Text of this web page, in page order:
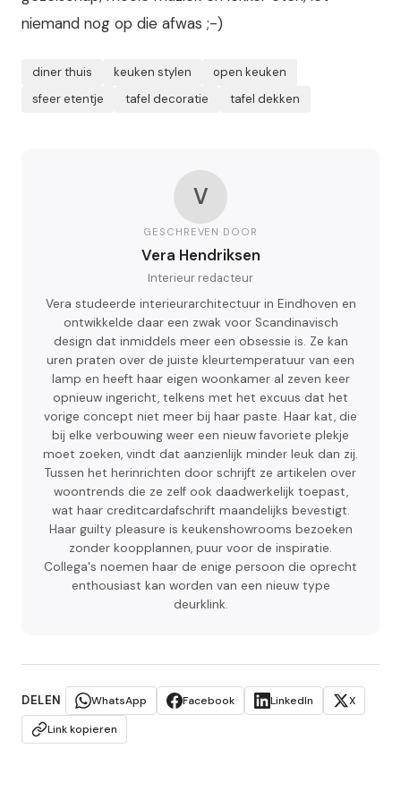
niemand nog op die afwas ;-)
diner thuis keuken stylen
open keuken
sfeer etentje
tafel decoratie tafel dekken
V
GESCHREVEN DOOR
Vera Hendriksen
Interieur redacteur
Vera studeerde interieurarchitectuur in Eindhoven en
ontwikkelde daar een zwak voor Scandinavisch
design dat inmiddels meer een obsessie is. Ze kan
uren praten over de juiste kleurtemperatuur van een
lamp en heeft haar eigen woonkamer al zeven keer
opnieuw ingericht, telkens met het excuus dat het
vorige concept niet meer bij haar paste. Haar kat, die
bij elke verbouwing weer een nieuw favoriete plekje
moet zoeken, vindt dat aanzienlijk minder leuk dan zij.
Tussen het herinrichten door schrijft ze artikelen over
woontrends die ze zelf ook daadwerkelijk toepast,
wat haar creditcardafschrift maandelijks bevestigt.
Haar guilty pleasure is keukenshowrooms bezoeken
zonder koopplannen, puur voor de inspiratie.
Collega's noemen haar de enige persoon die oprecht
enthousiast kan worden van een nieuw type
deurklink.
DELEN WhatsApp Facebook LinkedIn
X
Link kopieren